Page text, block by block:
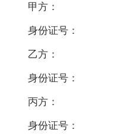
甲方：
身份证号：
乙方：
身份证号：
丙方：
身份证号：